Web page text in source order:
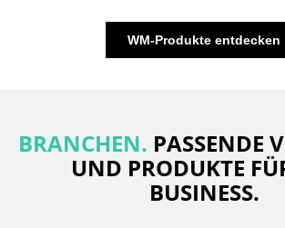
WM-Produkte entdecken
BRANCHEN. PASSENDE
UND PRODUKTE
BUSINESS.